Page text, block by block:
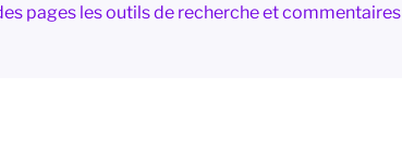
pages les outils de recherche et commentaires